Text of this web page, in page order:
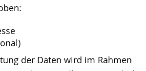
der Daten wird im Rahmen